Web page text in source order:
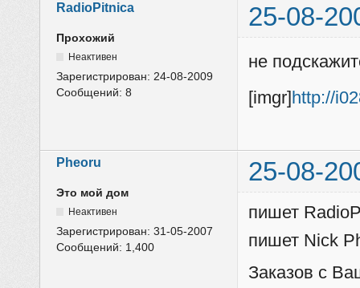
RadioPitnica 25-08-
Прохожий
Неактивен
Зарегистрирован: 24-08-2009
Сообщений:8
не
[imgr] http://
Pheoru 25-08-
Это мой дом
Неактивен
Зарегистрирован:31-05-2007
Сообщений: 1,400
пишет
пишет Nick
Заказов с